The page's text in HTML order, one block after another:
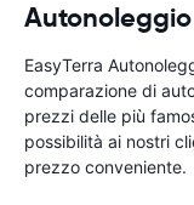
EasyTerra
comparazione di
prezzi delle più
possibilità ai nostri
prezzo conveniente.